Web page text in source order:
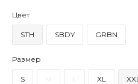
Цвет
STH SBDY GRBN
Размер
S XL XXL